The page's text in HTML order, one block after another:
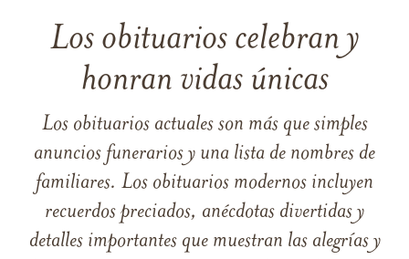
Los obituarios celebran y
honran vidas únicas
Los obituarios actuales son más que simples
anuncios funerarios y una lista de nombres de
familiares. Los obituarios modernos incluyen
recuerdos preciados, anécdotas divertidas y
detalles importantes que muestran las alegrías y